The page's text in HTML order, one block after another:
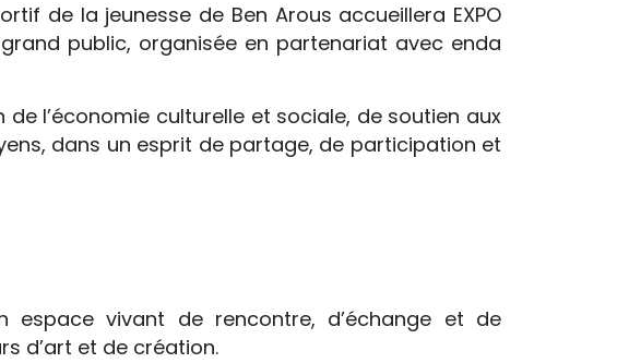
de la jeunesse de Ben Arous accueillera EXPO
public, organisée en partenariat avec enda
l’économie culturelle et sociale, de soutien aux
dans un esprit de partage, de participation et
espace vivant de rencontre, d’échange et de
d’art et de création.